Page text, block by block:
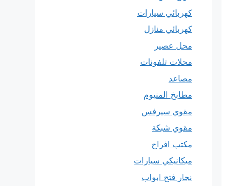
كهربائي سيارات
كهربائي منازل
محل عصير
محلات تلفونات
مصاعد
مطابخ المنيوم
مقوي سيرفس
مقوي شبكة
مكتب افراح
ميكانيكي سيارات
نجار فتح ابواب